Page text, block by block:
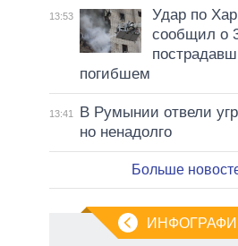
13:53
Удар по
сообщил о
погибшем
13:41
В Румынии отвели
но ненадолго
Больше